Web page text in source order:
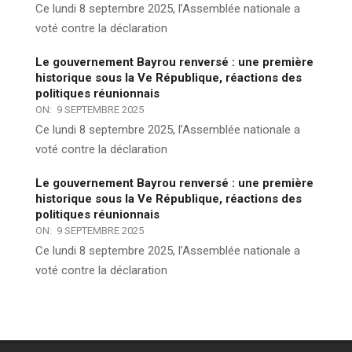
Ce lundi 8 septembre 2025, l’Assemblée nationale a
voté contre la déclaration
Le gouvernement Bayrou renversé : une première
historique sous la Ve République, réactions des
politiques réunionnais
ON: 9 SEPTEMBRE 2025
Ce lundi 8 septembre 2025, l’Assemblée nationale a
voté contre la déclaration
Le gouvernement Bayrou renversé : une première
historique sous la Ve République, réactions des
politiques réunionnais
ON: 9 SEPTEMBRE 2025
Ce lundi 8 septembre 2025, l’Assemblée nationale a
voté contre la déclaration